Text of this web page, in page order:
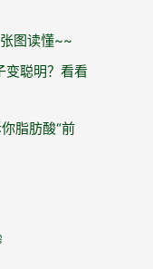
图读懂~~
变聪明？看看
脂肪酸“前